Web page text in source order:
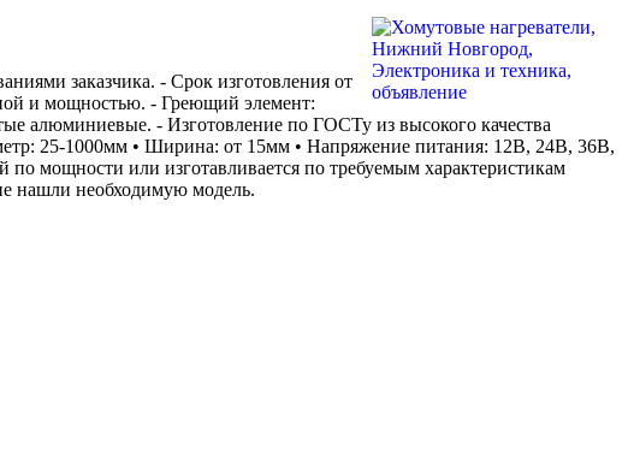
заказчика. - Срок изготовления от
и мощностью. - Греющий элемент:
алюминиевые. - Изготовление по ГОСТу из высокого качества
25-1000мм • Ширина: от 15мм • Напряжение питания: 12В, 24В, 36В,
по мощности или изготавливается по требуемым характеристикам
нашли необходимую модель.